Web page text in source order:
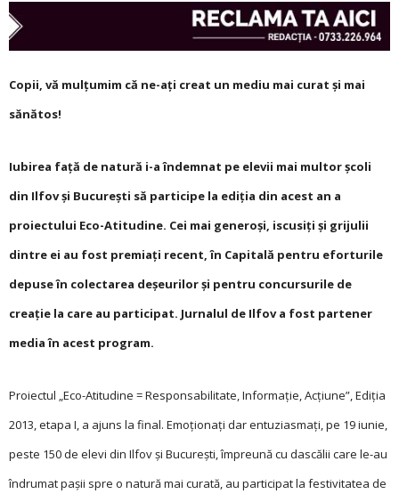
Copii, vă mulţumim că ne-aţi creat un mediu mai curat şi mai
sănătos!
Iubirea față de natură i-a îndemnat pe elevii mai multor școli
din Ilfov și București să participe la ediția din acest an a
proiectului Eco-Atitudine. Cei mai generoși, iscusiți și grijulii
dintre ei au fost premiați recent, în Capitală pentru eforturile
depuse în colectarea deșeurilor și pentru concursurile de
creație la care au participat. Jurnalul de Ilfov a fost partener
media în acest program.
Proiectul „Eco-Atitudine = Responsabilitate, Informație, Acțiune”, Ediția
2013, etapa I, a ajuns la final. Emoționați dar entuziasmați, pe 19 iunie,
peste 150 de elevi din Ilfov și București, împreună cu dascălii care le-au
îndrumat pașii spre o natură mai curată, au participat la festivitatea de